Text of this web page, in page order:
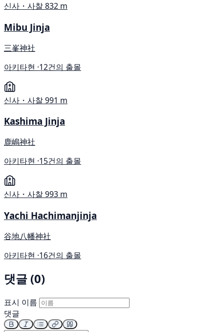
신사・사찰832 m
Mibu Jinja
三峯神社
아키타현 ·12건의 출몰
신사・사찰991 m
Kashima Jinja
鹿嶋神社
아키타현 ·15건의 출몰
신사・사찰993 m
Yachi Hachimanjinja
谷地八幡神社
아키타현 ·16건의 출몰
댓글 (0)
표시 이름
댓글